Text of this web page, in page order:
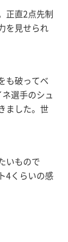
正直2点先制
を見せられ
も破ってベ
選手のシュ
ました。世
いもので
4くらいの感